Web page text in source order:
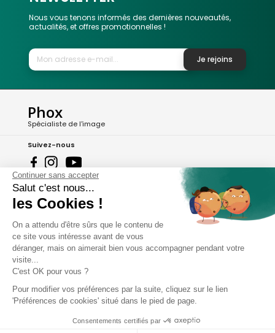
Nous vous tenons informés des dernières nouveautés,
actualités, et offres promotionnelles !
Je rejoins
Phox
Spécialiste de l'image
Suivez-nous
Avis clients
A propos de Phox
Services et garanties
Mon compte
Continuer sans accepter
Salut c'est nous...
les Cookies !
On a attendu d'être sûrs que le contenu de
ce site vous intéresse avant de vous
déranger, mais on aimerait bien vous accompagner pendant votre
visite...
C'est OK pour vous ?
Pour modifier vos préférences par la suite, cliquez sur le lien
'Préférences de cookies' situé dans le pied de page.
Consentements certifiés par